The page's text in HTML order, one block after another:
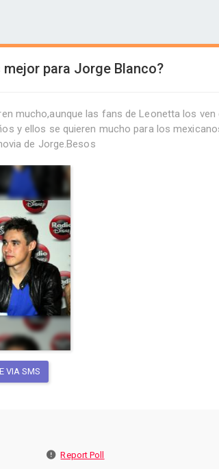
para Jorge Blanco?
mucho,aunque las fans de Leonetta los
y ellos se quieren mucho para los
de Jorge.Besos
VIA SMS
Report Poll